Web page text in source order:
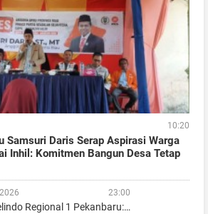
10:20
Samsuri Daris Serap Aspirasi Warga
Inhil: Komitmen Bangun Desa Tetap
23:00
Regional 1 Pekanbaru:…